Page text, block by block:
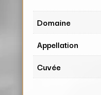
Domaine
Appellation
Cuvée